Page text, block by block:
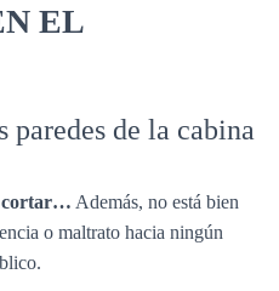
EL
paredes de la cabina
cortar… Además, no está bien
o maltrato hacia ningún